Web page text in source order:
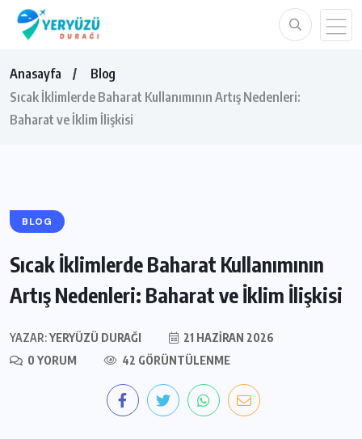
Anasayfa
Blog
Sıcak İklimlerde Baharat Kullanımının Artış Nedenleri:
Baharat ve İklim İlişkisi
BLOG
Sıcak İklimlerde Baharat Kullanımının
Artış Nedenleri: Baharat ve İklim İlişkisi
YAZAR:YERYÜZÜ DURAĞI
21 HAZIRAN 2026
0 YORUM
42 GÖRÜNTÜLENME